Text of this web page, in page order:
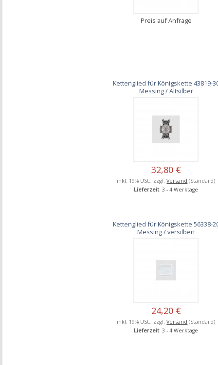
Preis auf Anfrage
Kettenglied für Königskette 43819-
Messing / Altsilber
32,80 €
inkl. 19% USt., zzgl.Versand (Standard)
Lieferzeit: 3 - 4 Werktage
Kettenglied für Königskette 56338-
Messing / versilbert
24,20 €
inkl. 19% USt., zzgl.Versand (Standard)
Lieferzeit: 3 - 4 Werktage